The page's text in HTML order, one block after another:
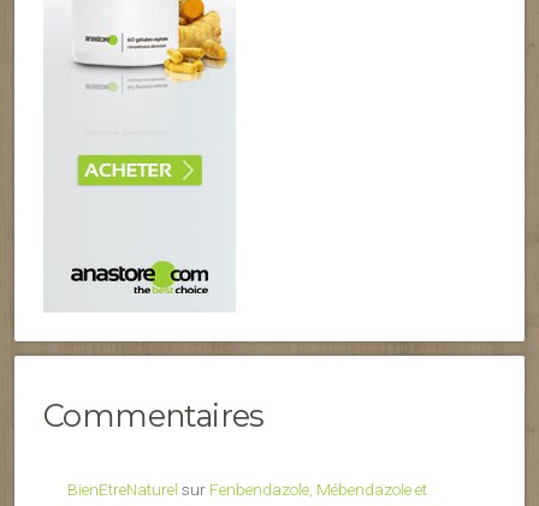
Commentaires
BienEtreNaturel sur Fenbendazole, Mébendazole et